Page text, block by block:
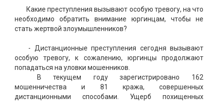
Какие преступления вызывают особую тревогу, на что
необходимо обратить внимание юргинцам, чтобы не
стать жертвой злоумышленников?
- Дистанционные преступления сегодня вызывают
особую тревогу, к сожалению, юргинцы продолжают
попадаться на уловки мошенников.
В текущем году зарегистрировано 162
мошенничества и 81 кража, совершенных
дистанционными способами. Ущерб похищенных